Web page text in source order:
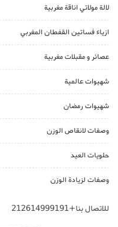
لالة مولاتي اناقة مغربية
ازياء فساتين القفطان المغربي
عصائر و مقبلات مغربية
شهيوات عالمية
شهيوات رمضان
وصفات لانقاص الوزن
حلويات العيد
وصفات لزيادة الوزن
للاتصال بنا+212614999191